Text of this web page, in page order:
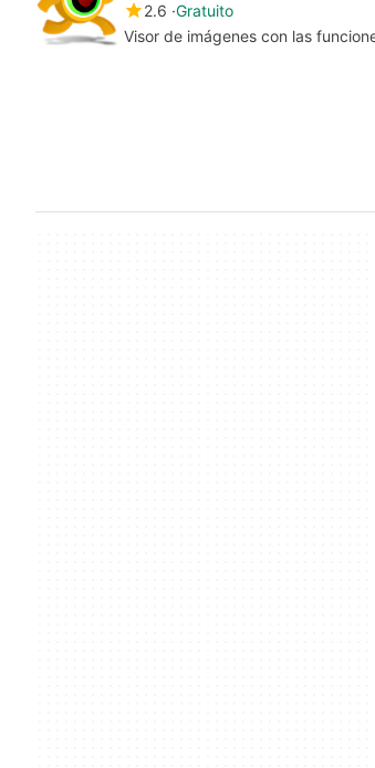
2.6 Gratuito
Visor de imágenes con las